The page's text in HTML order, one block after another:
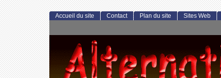
Accueil du site Contact Plan du site Sites Web